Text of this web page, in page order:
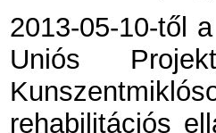
2013-05-10-től
Uniós
rehabilitációs